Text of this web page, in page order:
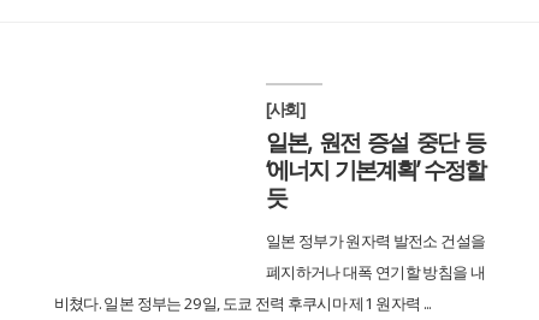
[사회]
일본, 원전 증설 중단 등
‘에너지 기본계획’ 수정할
듯
일본 정부가 원자력 발전소 건설을
폐지하거나 대폭 연기할 방침을 내
비쳤다. 일본 정부는 29일, 도쿄 전력 후쿠시마 제1 원자력 ...